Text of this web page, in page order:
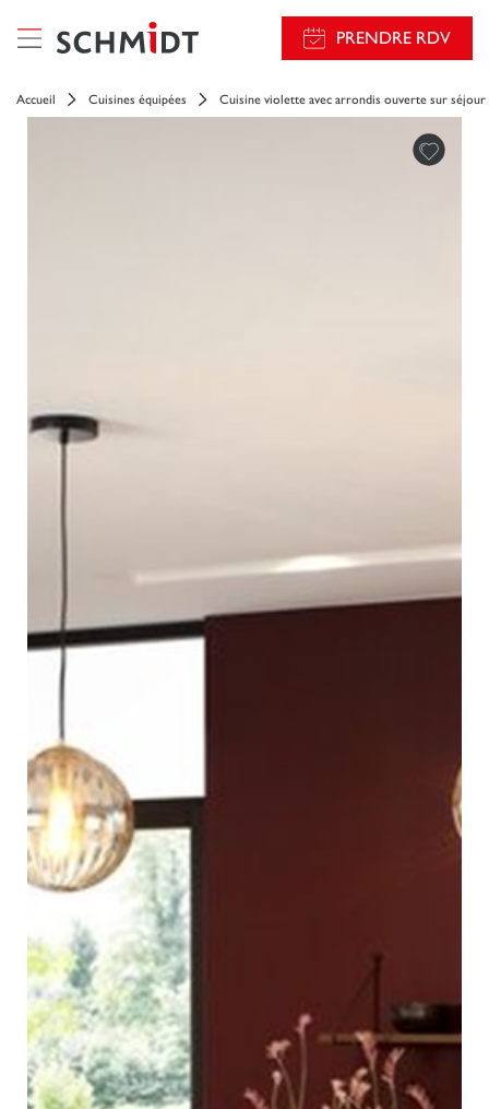
PRENDRE RDV
Accueil Cuisines équipées Cuisine violette avec arrondis ouverte sur séjour